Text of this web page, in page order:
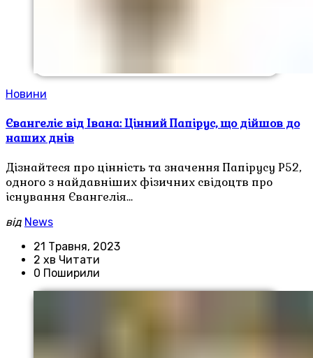
Новини
Євангеліє від Івана: Цінний Папірус, що дійшов до
наших днів
Дізнайтеся про цінність та значення Папірусу Р52,
одного з найдавніших фізичних свідоцтв про
існування Євангелія…
від News
21 Травня, 2023
2 хв Читати
0 Поширили